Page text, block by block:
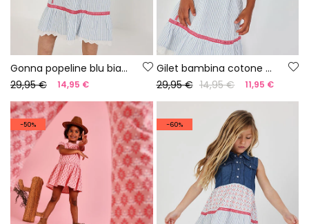
Gonna popeline blu bianco rosa
29,95 €
14,95 €
Gilet bambina cotone bianco
29,95 € 14,95 € 11,95 €
-50% -60%